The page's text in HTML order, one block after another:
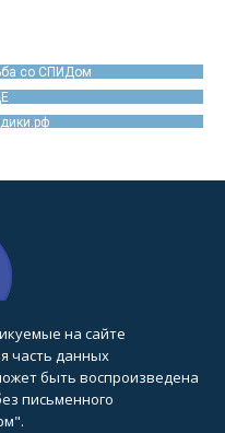
со СПИДом
на сайте
часть данных
быть воспроизведена
письменного